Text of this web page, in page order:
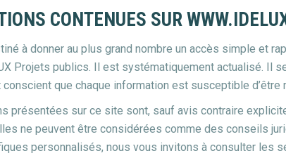
CONTENUES SUR
à donner au plus grand nombre un accès simple et
Projets publics. Il est systématiquement actualisé. Il
conscient que chaque information est susceptible
présentées sur ce site sont, sauf avis contraire
ne peuvent être considérées comme des conseils
personnalisés, nous vous invitons à consulter les